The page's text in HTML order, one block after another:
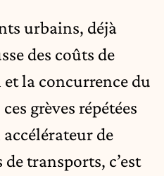
urbains, déjà
des coûts de
la concurrence du
grèves répétées
de
transports, c’est